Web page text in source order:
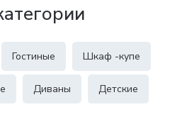
Гостиные Шкаф -купе
Диваны Детские